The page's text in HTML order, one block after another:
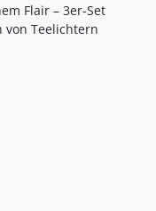
Flair – 3er-Set
von Teelichtern